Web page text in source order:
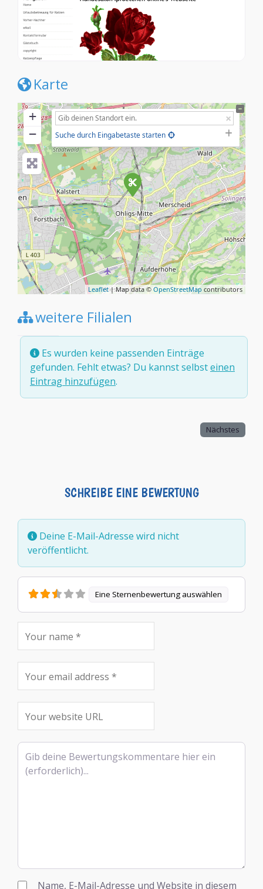
Karte
+
−
Suche durch Eingabetaste starten
Leaflet| Map data © OpenStreetMap contributors
weitere Filialen
Es wurden keine passenden Einträge
gefunden. Fehlt etwas? Du kannst selbsteinen
Eintrag hinzufügen.
Nächstes
SCHREIBE EINE BEWERTUNG
Deine E-Mail-Adresse wird nicht
veröffentlicht.
Eine Sternenbewertung auswählen
Rezensionstext
Name, E-Mail-Adresse und Website in diesem